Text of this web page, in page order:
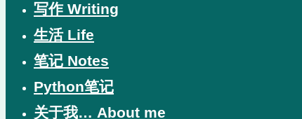
写作 Writing
生活 Life
笔记 Notes
Python笔记
关于我… About me